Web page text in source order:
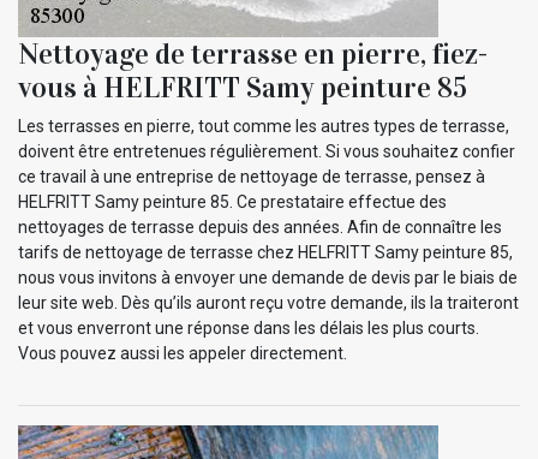
Nettoyage de terrasse en pierre, fiez-
vous à HELFRITT Samy peinture 85
Les terrasses en pierre, tout comme les autres types de terrasse,
doivent être entretenues régulièrement. Si vous souhaitez confier
ce travail à une entreprise de nettoyage de terrasse, pensez à
HELFRITT Samy peinture 85. Ce prestataire effectue des
nettoyages de terrasse depuis des années. Afin de connaître les
tarifs de nettoyage de terrasse chez HELFRITT Samy peinture 85,
nous vous invitons à envoyer une demande de devis par le biais de
leur site web. Dès qu’ils auront reçu votre demande, ils la traiteront
et vous enverront une réponse dans les délais les plus courts.
Vous pouvez aussi les appeler directement.